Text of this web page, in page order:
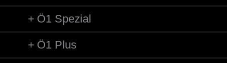
Ö1 Spezial
Ö1 Plus